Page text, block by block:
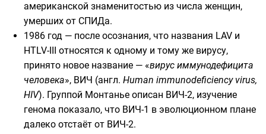
американской знаменитостью из числа женщин,
умерших от СПИДа.
1986 год — после осознания, что названия LAV и
HTLV-III относятся к одному и тому же вирусу,
принято новое название — «вирус иммунодефицита
человека», ВИЧ (англ. Human immunodeficiency virus,
HIV). Группой Монтанье описан ВИЧ-2, изучение
генома показало, что ВИЧ-1 в эволюционном плане
далеко отстаёт от ВИЧ-2.